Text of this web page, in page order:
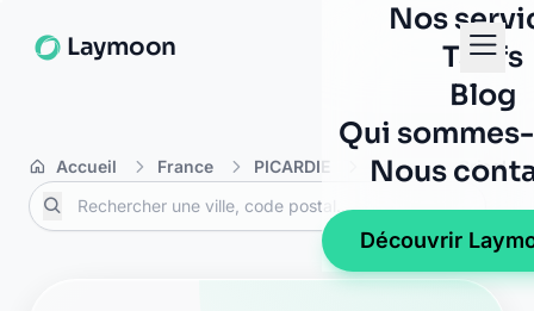
Laymoon
Nos
Tarifs
Blog
Qui
Nous
Découvrir
Accueil France PICARDIE Aisne Grisolles